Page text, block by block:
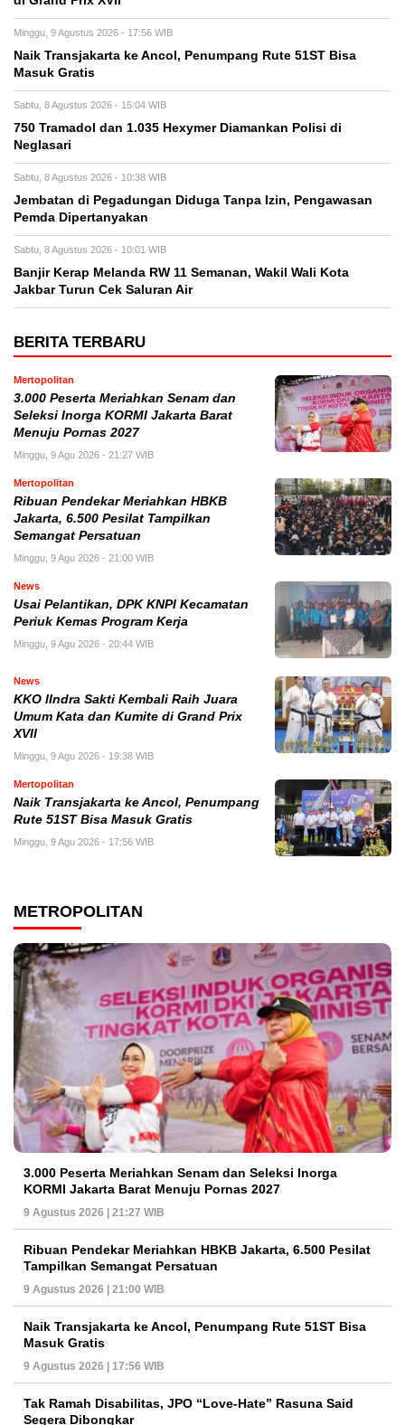
Minggu, 9 Agustus 2026 - 17:56 WIB
Naik Transjakarta ke Ancol, Penumpang Rute 51ST Bisa
Masuk Gratis
Sabtu, 8 Agustus 2026 - 15:04 WIB
750 Tramadol dan 1.035 Hexymer Diamankan Polisi di
Neglasari
Sabtu, 8 Agustus 2026 - 10:38 WIB
Jembatan di Pegadungan Diduga Tanpa Izin, Pengawasan
Pemda Dipertanyakan
Sabtu, 8 Agustus 2026 - 10:01 WIB
Banjir Kerap Melanda RW 11 Semanan, Wakil Wali Kota
Jakbar Turun Cek Saluran Air
BERITA TERBARU
Mertopolitan
3.000 Peserta Meriahkan Senam dan
Seleksi Inorga KORMI Jakarta Barat
Menuju Pornas 2027
Minggu, 9 Agu 2026 - 21:27 WIB
Mertopolitan
Ribuan Pendekar Meriahkan HBKB
Jakarta, 6.500 Pesilat Tampilkan
Semangat Persatuan
Minggu, 9 Agu 2026 - 21:00 WIB
News
Usai Pelantikan, DPK KNPI Kecamatan
Periuk Kemas Program Kerja
Minggu, 9 Agu 2026 - 20:44 WIB
News
KKO IIndra Sakti Kembali Raih Juara
Umum Kata dan Kumite di Grand Prix
XVII
Minggu, 9 Agu 2026 - 19:38 WIB
Mertopolitan
Naik Transjakarta ke Ancol, Penumpang
Rute 51ST Bisa Masuk Gratis
Minggu, 9 Agu 2026 - 17:56 WIB
METROPOLITAN
3.000 Peserta Meriahkan Senam dan Seleksi Inorga
KORMI Jakarta Barat Menuju Pornas 2027
9 Agustus 2026 | 21:27 WIB
Ribuan Pendekar Meriahkan HBKB Jakarta, 6.500 Pesilat
Tampilkan Semangat Persatuan
9 Agustus 2026 | 21:00 WIB
Naik Transjakarta ke Ancol, Penumpang Rute 51ST Bisa
Masuk Gratis
9 Agustus 2026 | 17:56 WIB
Tak Ramah Disabilitas, JPO “Love-Hate” Rasuna Said
Segera Dibongkar